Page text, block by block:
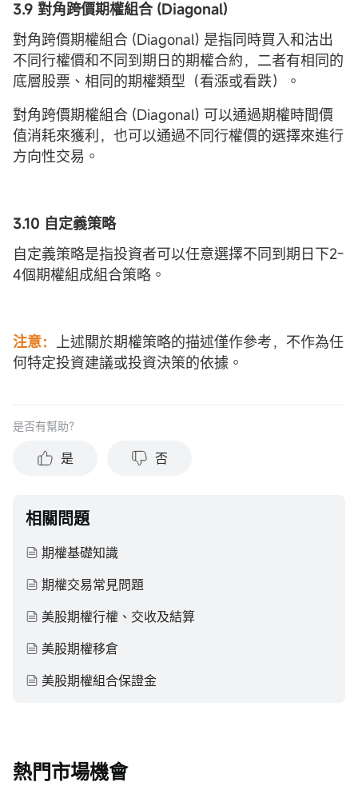
3.9 對角跨價期權組合 (Diagonal)
對角跨價期權組合 (Diagonal) 是指同時買入和沽出
不同行權價和不同到期日的期權合約，二者有相同的
底層股票、相同的期權類型（看漲或看跌）。
對角跨價期權組合 (Diagonal) 可以通過期權時間價
值消耗來獲利，也可以通過不同行權價的選擇來進行
方向性交易。
3.10 自定義策略
自定義策略是指投資者可以任意選擇不同到期日下2-
4個期權組成組合策略。
注意： 上述關於期權策略的描述僅作參考，不作為任
何特定投資建議或投資決策的依據。
是否有幫助？
是 否
相關問題
期權基礎知識
期權交易常見問題
美股期權行權、交收及結算
美股期權移倉
美股期權組合保證金
熱門市場機會